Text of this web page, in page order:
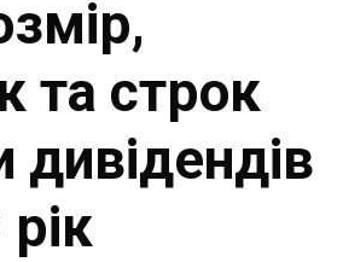
та строк
дивідендів